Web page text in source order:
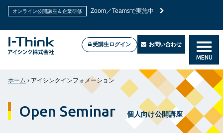
オンライン公開講座＆企業研修 Zoom／Teamsで実施中
座
受講生ログイン お問い合わせ
MENU
Open Seminar 個人向け公開講座
ホーム › アイシンクインフォメーション